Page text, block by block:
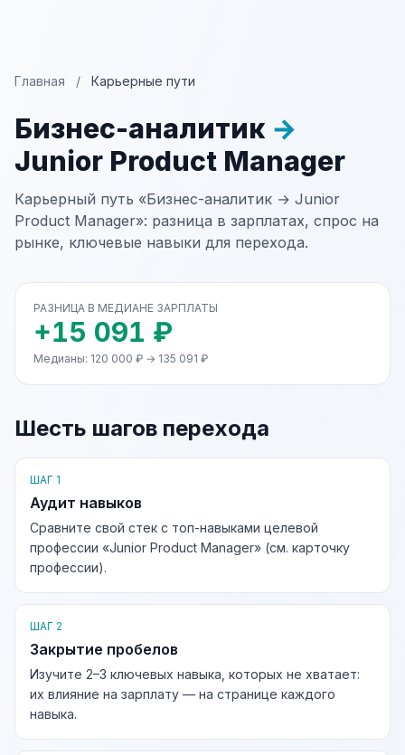
Главная / Карьерные пути
Бизнес-аналитик →
Junior Product Manager
Карьерный путь «Бизнес-аналитик → Junior
Product Manager»: разница в зарплатах, спрос на
рынке, ключевые навыки для перехода.
РАЗНИЦА В МЕДИАНЕ ЗАРПЛАТЫ
+15 091 ₽
Медианы: 120 000 ₽ → 135 091 ₽
Шесть шагов перехода
ШАГ 1
Аудит навыков
Сравните свой стек с топ-навыками целевой
профессии «Junior Product Manager» (см. карточку
профессии).
ШАГ 2
Закрытие пробелов
Изучите 2–3 ключевых навыка, которых не хватает:
их влияние на зарплату — на странице каждого
навыка.